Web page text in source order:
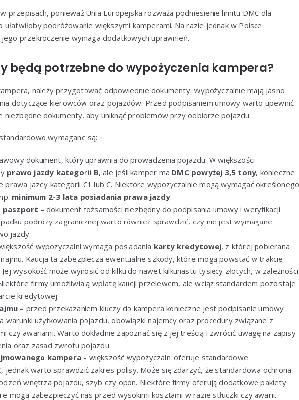
przepisach, ponieważ Unia Europejska rozważa podniesienie limitu DMC dla
ułatwiłoby podróżowanie większymi kamperami. Na razie jednak w Polsce
przekroczenie wymaga dodatkowych uprawnień.
będą potrzebne do wypożyczenia kampera?
należy przygotować odpowiednie dokumenty. Wypożyczalnie mają jasno
dotyczące kierowców oraz pojazdów. Przed podpisaniem umowy warto upewnić
niezbędne dokumenty, aby uniknąć problemów przy odbiorze pojazdu.
wymagane są:
dokument, który uprawnia do prowadzenia pojazdu. W większości
prawo jazdy kategorii B, ale jeśli kamper ma DMC powyżej 3,5 tony, konieczne
prawa jazdy kategorii C1 lub C. Niektóre wypożyczalnie mogą wymagać określonego
minimum 2-3 lata posiadania prawa jazdy.
paszport – dokument tożsamości niezbędny do podpisania umowy i weryfikacji
podróży zagranicznej warto również sprawdzić, czy nie jest wymagane
jazdy.
wypożyczalni wymaga posiadania karty kredytowej, z której pobierana
Kaucja ta zabezpiecza ewentualne szkody, które mogą powstać w trakcie
wysokość może wynosić od kilku do nawet kilkunastu tysięcy złotych, w zależności
firmy umożliwiają wpłatę kaucji przelewem, ale wciąż standardem pozostaje
kredytowej.
– przed przekazaniem kluczy do kampera konieczne jest podpisanie umowy
warunki użytkowania pojazdu, obowiązki najemcy oraz procedury związane z
czy awariami. Warto dokładnie zapoznać się z jej treścią i zwrócić uwagę na zapisy
oraz zasad zwrotu pojazdu.
kampera – większość wypożyczalni oferuje standardowe
jednak warto sprawdzić zakres polisy. Może się zdarzyć, że standardowa ochrona
wnętrza pojazdu, szyb czy opon. Niektóre firmy oferują dodatkowe pakiety
mogą zabezpieczyć nas przed wysokimi kosztami w razie stłuczki czy awarii.